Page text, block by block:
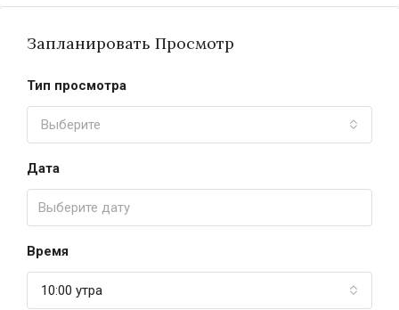
Запланировать Просмотр
Тип просмотра
Выберите
Дата
Время
10:00 утра